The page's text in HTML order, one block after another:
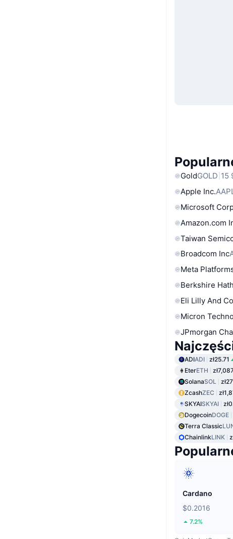
GoldGOLD 15
Apple Inc.
Microsoft
Amazon.com
Taiwan
Broadcom Inc
Meta
Berkshire
Eli Lilly And Co
Micron
JPmorgan
ADIADI zł25.71
EterETH
SolanaSOL
ZcashZEC
SKYAISKYAI
DogecoinDOGE
Terra Classic
ChainlinkLINK
Cardano
$0.2016
7.2%